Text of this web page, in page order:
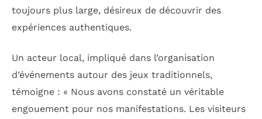
toujours plus large, désireux de découvrir des
expériences authentiques.
Un acteur local, impliqué dans l’organisation
d’événements autour des jeux traditionnels,
témoigne : « Nous avons constaté un véritable
engouement pour nos manifestations. Les visiteurs